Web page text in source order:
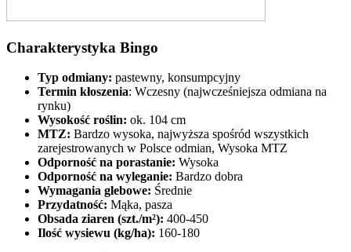
Charakterystyka Bingo
Typ odmiany: pastewny, konsumpcyjny
Termin kłoszenia: Wczesny (najwcześniejsza odmiana na
rynku)
Wysokość roślin: ok. 104 cm
MTZ: Bardzo wysoka, najwyższa spośród wszystkich
zarejestrowanych w Polsce odmian, Wysoka MTZ
Odporność na porastanie: Wysoka
Odporność na wyleganie: Bardzo dobra
Wymagania glebowe: Średnie
Przydatność: Mąka, pasza
Obsada ziaren (szt./m²): 400-450
Ilość wysiewu (kg/ha): 160-180